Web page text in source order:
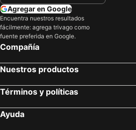
Agregar en Google
Encuentra nuestros resultados
fácilmente: agrega trivago como
fuente preferida en Google.
Compañía
Nuestros productos
Términos y políticas
Ayuda